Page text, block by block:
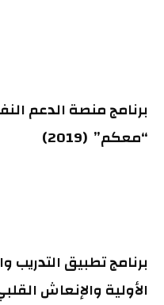
برنامج منصة الدعم
“معكم” (2019)
برنامج تطبيق التدريب
الأولية والإنعاش